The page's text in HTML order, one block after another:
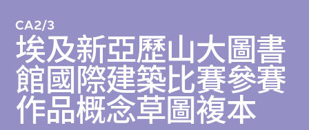
CA2/3
埃及新亞歷山大圖書
館國際建築比賽參賽
作品概念草圖複本